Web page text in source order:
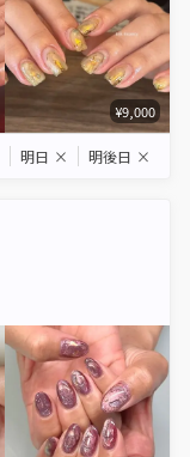
¥9,000
明日 × 明後日 ×